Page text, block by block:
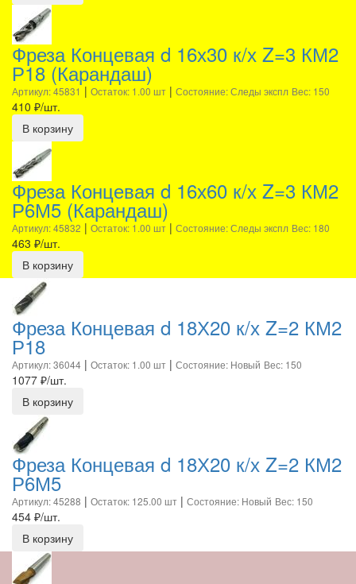
Фреза Концевая d 16х30 к/х Z=3 КМ2
Р18 (Карандаш)
Артикул: 45831| Остаток: 1.00 шт | Состояние: Следы экспл Вес: 150
410 ₽/шт.
В корзину
Фреза Концевая d 16х60 к/х Z=3 КМ2
Р6М5 (Карандаш)
Артикул: 45832 | Остаток: 1.00 шт | Состояние: Следы экспл Вес: 180
463 ₽/шт.
В корзину
Фреза Концевая d 18Х20 к/х Z=2 КМ2
Р18
Артикул: 36044 | Остаток: 1.00 шт | Состояние: Новый Вес: 150
1077 ₽/шт.
В корзину
Фреза Концевая d 18Х20 к/х Z=2 КМ2
Р6М5
Артикул: 45288 | Остаток: 125.00 шт | Состояние: Новый Вес: 150
454 ₽/шт.
В корзину